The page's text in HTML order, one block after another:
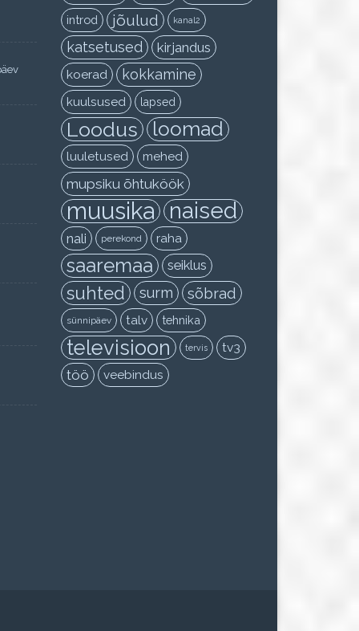
introd jõulud kanal2
katsetused kirjandus
koerad kokkamine
kuulsused lapsed
Loodus loomad
luuletused mehed
mupsiku õhtuköök
muusika naised
nali perekond raha
saaremaa seiklus
suhted surm sõbrad
sünnipäev talv tehnika
televisioon tervis tv3
töö veebindus